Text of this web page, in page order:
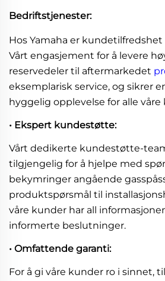
Bedriftstjenester:
Hos Yamaha er
Vårt engasjement for å levere
reservedeler til aftermarkedet
eksemplarisk service, og sikrer
hyggelig opplevelse for alle våre
• Ekspert kundestøtte:
Vårt dedikerte kundestøtte-
tilgjengelig for å hjelpe med
bekymringer angående
produktspørsmål til
våre kunder har all
informerte beslutninger.
• Omfattende garanti:
For å gi våre kunder ro i sinnet,